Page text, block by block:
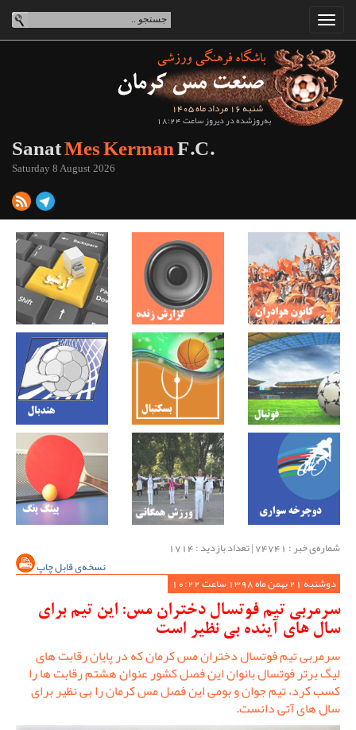
شنبه 16 مرداد ماه 1405
به‌روزشده در دیروز ساعت 18:24
SanatMes KermanF.C.
Saturday 8 August 2026
شماره‌ی خبر : ‌74741 | تعداد بازدید : 1714
نسخه‌ی قابل چاپ
دوشنبه 21 بهمن ماه 1398 ساعت 10:22
سرمربی تیم فوتسال دختران مس: این تیم برای
سال های آینده بی نظیر است
سرمربی تیم فوتسال دختران مس کرمان که در پایان رقابت های
لیگ برتر فوتسال بانوان این فصل کشور عنوان هشتم رقابت ها را
کسب کرد، تیم جوان و بومی این فصل مس کرمان را بی نظیر برای
سال های آتی دانست.